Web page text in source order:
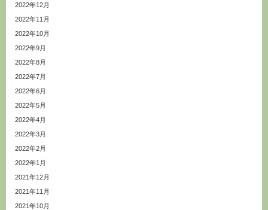
2022年12月
2022年11月
2022年10月
2022年9月
2022年8月
2022年7月
2022年6月
2022年5月
2022年4月
2022年3月
2022年2月
2022年1月
2021年12月
2021年11月
2021年10月